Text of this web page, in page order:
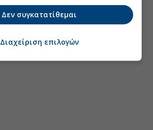
Δεν συγκατατίθεμαι
Διαχείριση επιλογών